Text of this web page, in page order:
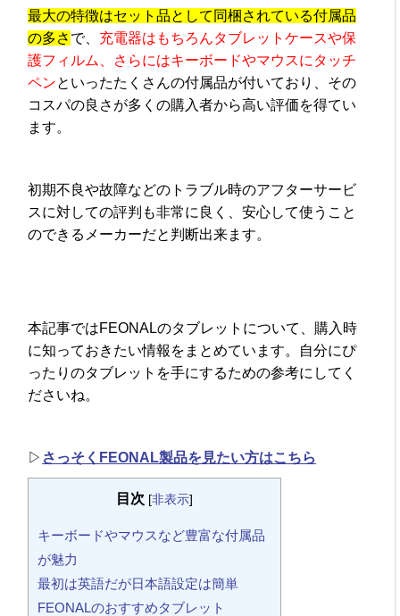
最大の特徴はセット品として同梱されている付属品
の多さ で、 充電器はもちろんタブレットケースや保
護フィルム、さらにはキーボードやマウスにタッチ
ペンといったたくさんの付属品が付いており、その
コスパの良さが多くの購入者から高い評価を得てい
ます。
初期不良や故障などのトラブル時のアフターサービ
スに対しての評判も非常に良く、安心して使うこと
のできるメーカーだと判断出来ます。
本記事ではFEONALのタブレットについて、購入時
に知っておきたい情報をまとめています。自分にぴ
ったりのタブレットを手にするための参考にしてく
ださいね。
▷ さっそくFEONAL製品を見たい方はこちら
目次 [非表示]
キーボードやマウスなど豊富な付属品
が魅力
最初は英語だが日本語設定は簡単
FEONALのおすすめタブレット